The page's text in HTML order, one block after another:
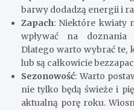
barwy dodadzą energii i
Zapach: Niektóre kwiaty
wpływać na doznania
Dlatego warto wybrać te,
lub są całkowicie
Sezonowość: Warto
nie tylko będą świeże i
aktualną porę roku.